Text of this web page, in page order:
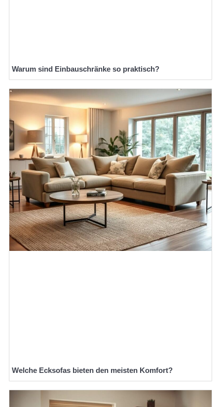
Warum sind Einbauschränke so praktisch?
Welche Ecksofas bieten den meisten Komfort?